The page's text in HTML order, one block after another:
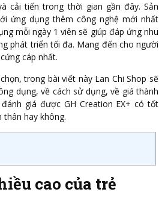
cải tiến trong thời gian gần đây. Sản
ứng dụng thêm công nghệ mới nhất
mỗi ngày 1 viên sẽ giúp đáp ứng nhu
phát triển tối đa. Mang đến cho người
cáp nhất.
trong bài viết này Lan Chi Shop sẽ
dụng, về cách sử dụng, về giá thành
giá được GH Creation EX+ có tốt
hay không.
cao của trẻ